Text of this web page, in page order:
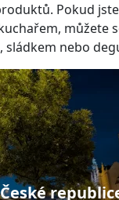
Pokud
můžete
sládkem nebo
České